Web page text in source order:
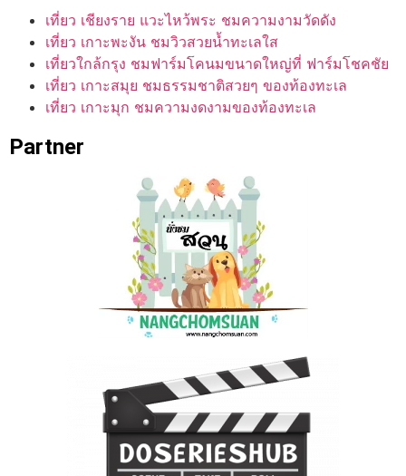
เที่ยว เชียงราย แวะไหว้พระ ชมความงามวัดดัง
เที่ยว เกาะพะงัน ชมวิวสวยน้ำทะเลใส
เที่ยวใกล้กรุง ชมฟาร์มโคนมขนาดใหญ่ที่ ฟาร์มโชคชัย
เที่ยว เกาะสมุย ชมธรรมชาติสวยๆ ของท้องทะเล
เที่ยว เกาะมุก ชมความงดงามของท้องทะเล
Partner